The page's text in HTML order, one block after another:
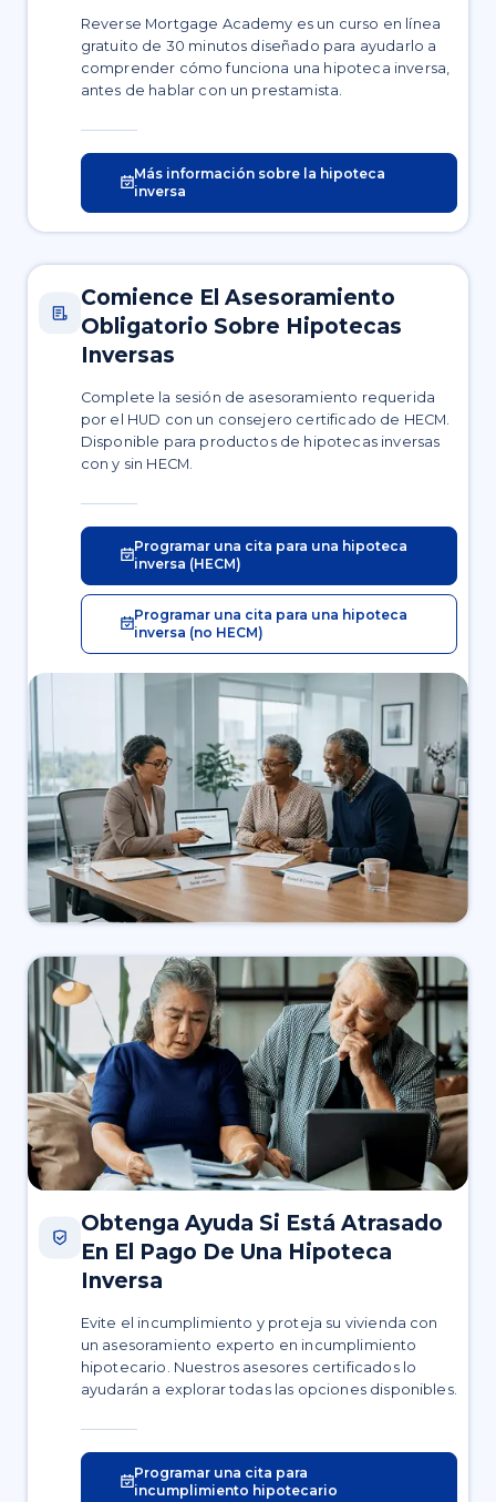
Reverse Mortgage Academy es un curso en línea
gratuito de 30 minutos diseñado para ayudarlo a
comprender cómo funciona una hipoteca inversa,
antes de hablar con un prestamista.
Más información sobre la hipoteca
inversa
Comience El Asesoramiento
Obligatorio Sobre Hipotecas
Inversas
Complete la sesión de asesoramiento requerida
por el HUD con un consejero certificado de HECM.
Disponible para productos de hipotecas inversas
con y sin HECM.
Programar una cita para una hipoteca
inversa (HECM)
Programar una cita para una hipoteca
inversa (no HECM)
Obtenga Ayuda Si Está Atrasado
En El Pago De Una Hipoteca
Inversa
Evite el incumplimiento y proteja su vivienda con
un asesoramiento experto en incumplimiento
hipotecario. Nuestros asesores certificados lo
ayudarán a explorar todas las opciones disponibles.
Programar una cita para
incumplimiento hipotecario